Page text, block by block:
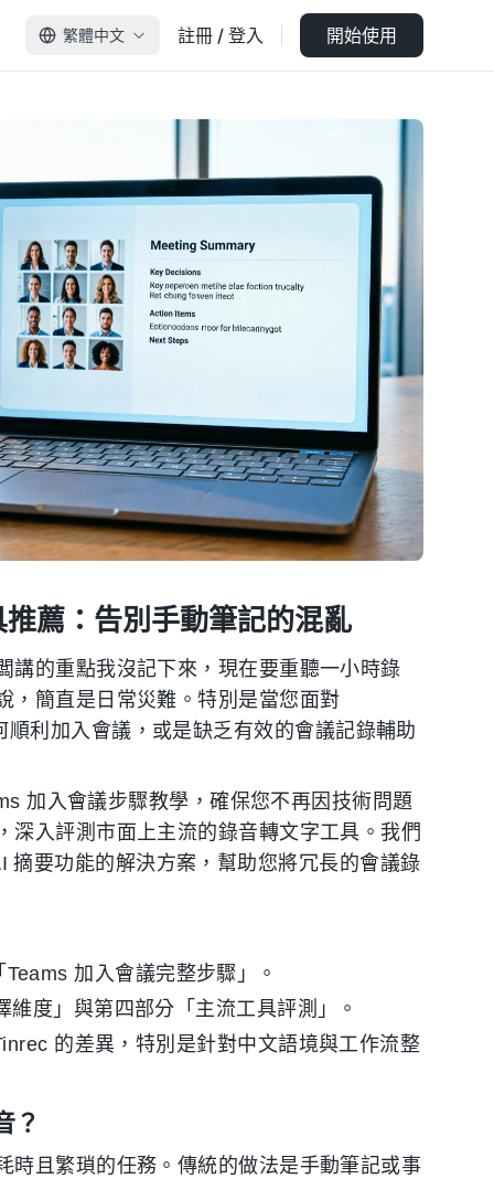
繁體中文 註冊 / 登入 開始使用
薦：告別手動筆記的混亂
講的重點我沒記下來，現在要重聽一小時錄
，簡直是日常災難。特別是當您面對
利加入會議，或是缺乏有效的會議記錄輔助
加入會議步驟教學，確保您不再因技術問題
入評測市面上主流的錄音轉文字工具。我們
要功能的解決方案，幫助您將冗長的會議錄
加入會議完整步驟」。
度」與第四部分「主流工具評測」。
的差異，特別是針對中文語境與工作流整
？
時且繁瑣的任務。傳統的做法是手動筆記或事